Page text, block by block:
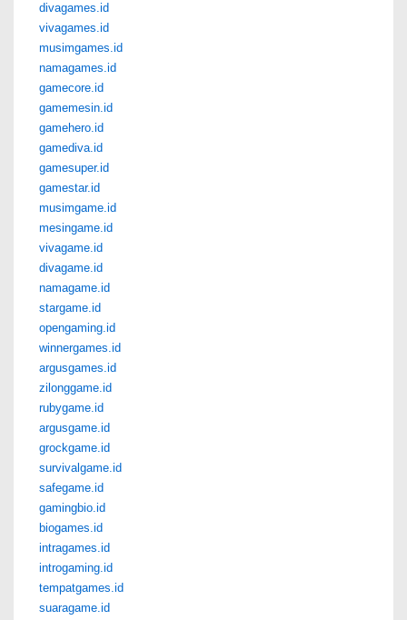
divagames.id
vivagames.id
musimgames.id
namagames.id
gamecore.id
gamemesin.id
gamehero.id
gamediva.id
gamesuper.id
gamestar.id
musimgame.id
mesingame.id
vivagame.id
divagame.id
namagame.id
stargame.id
opengaming.id
winnergames.id
argusgames.id
zilonggame.id
rubygame.id
argusgame.id
grockgame.id
survivalgame.id
safegame.id
gamingbio.id
biogames.id
intragames.id
introgaming.id
tempatgames.id
suaragame.id